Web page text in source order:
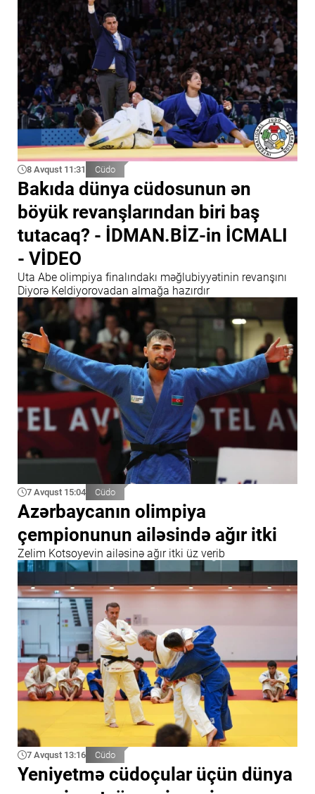
8 Avqust 11:31 Cüdo
Bakıda dünya cüdosunun ən
böyük revanşlarından biri baş
tutacaq? - İDMAN.BİZ-in İCMALI
- VİDEO
Uta Abe olimpiya finalındakı məğlubiyyətinin revanşını
Diyorə Keldiyorovadan almağa hazırdır
7 Avqust 15:04 Cüdo
Azərbaycanın olimpiya
çempionunun ailəsində ağır itki
Zelim Kotsoyevin ailəsinə ağır itki üz verib
7 Avqust 13:16 Cüdo
Yeniyetmə cüdoçular üçün dünya